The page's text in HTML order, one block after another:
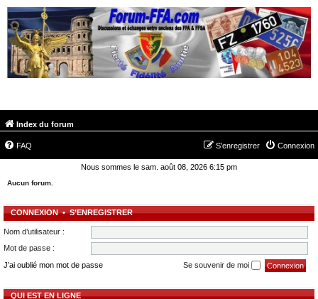
Index du forum
FAQ Connexion
S’enregistrer
Nous sommes le sam. août 08, 2026 6:15 pm
Aucun forum.
CONNEXION•S’ENREGISTRER
Nom d’utilisateur :
Mot de passe :
J’ai oublié mon mot de passe
Se souvenir de moi
QUI EST EN LIGNE